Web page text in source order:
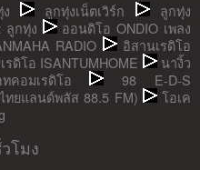
ลูกทุ่งเน็ตเวิร์ก
ลูกทุ่ง
ลูกทุ่ง
ออนดิโอ ONDIO เพลง
RADIO
อิสานเรดิโอ
ดิโอ ISANTUMHOME
นางิ้ว
คอมเรดิโอ
98 E-D-S
ทยแลนด์พลัส 88.5 FM)
โอเค
โมง